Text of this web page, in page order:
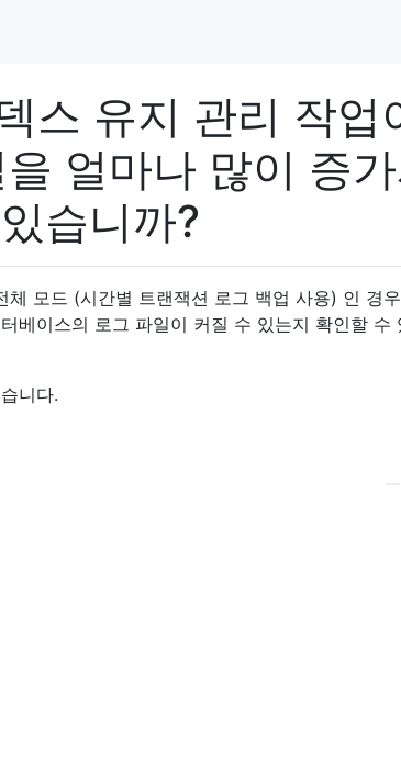
스 유지 관리 작업
얼마나 많이 증
습니까?
모드 (시간별 트랜잭션 로그 백업 사용) 인 경
베이스의 로그 파일이 커질 수 있는지 확인할 수
니다.